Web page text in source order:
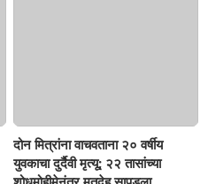
दोन मित्रांना वाचवताना २० वर्षीय
युवकाचा दुर्दैवी मृत्यू; २२ तासांच्या